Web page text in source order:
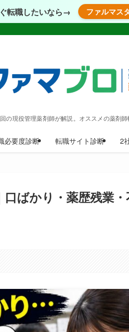
転職したいなら→ ファルマス
現役管理薬剤師が解説。オススメの薬剤
必要度診断 転職サイト診断 2
ばかり・薬歴残業